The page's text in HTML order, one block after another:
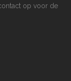
op voor de